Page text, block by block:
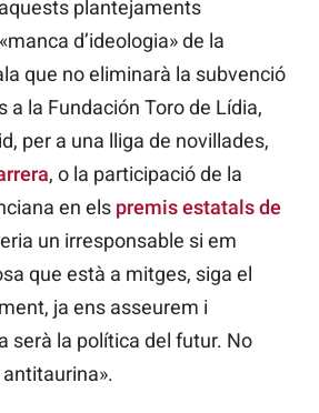
plantejaments
d’ideologia» de la
que no eliminarà la subvenció
a la Fundación Toro de Lídia,
per a una lliga de novillades,
, o la participació de la
en els premis estatals de
un irresponsable si em
que està a mitges, siga el
ja ens asseurem i
serà la política del futur. No